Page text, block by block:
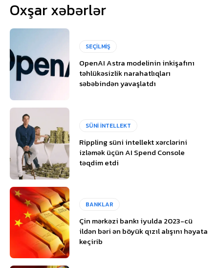
Oxşar xəbərlər
SEÇİLMİŞ
OpenAI Astra modelinin inkişafını
təhlükəsizlik narahatlıqları
səbəbindən yavaşlatdı
SÜNİ İNTELLEKT
Rippling süni intellekt xərclərini
izləmək üçün AI Spend Console
təqdim etdi
BANKLAR
Çin mərkəzi bankı iyulda 2023-cü
ildən bəri ən böyük qızıl alışını həyata
keçirib